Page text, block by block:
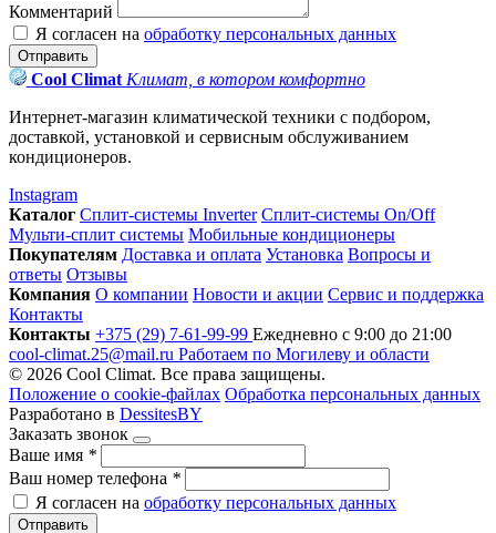
Комментарий
Я согласен на обработку персональных данных
Отправить
Cool Climat Климат, в котором комфортно
Интернет-магазин климатической техники с подбором,
доставкой, установкой и сервисным обслуживанием
кондиционеров.
Instagram
Каталог Сплит-системы Inverter Сплит-системы On/Off
Мульти-сплит системы Мобильные кондиционеры
Покупателям Доставка и оплата Установка Вопросы и
ответы Отзывы
Компания О компании Новости и акции Сервис и поддержка
Контакты
Контакты +375 (29) 7-61-99-99 Ежедневно с 9:00 до 21:00
cool-climat.25@mail.ru Работаем по Могилеву и области
© 2026 Cool Climat. Все права защищены.
Положение о cookie-файлах Обработка персональных данных
Разработано в DessitesBY
Заказать звонок
Ваше имя *
Ваш номер телефона *
Я согласен на обработку персональных данных
Отправить